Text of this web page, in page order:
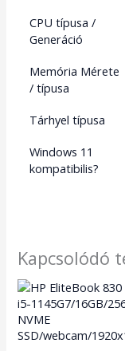
CPU típusa /
Generáció
Memória Mérete
/ típusa
Tárhyel típusa
Windows 11
kompatibilis?
Kapcsolódó